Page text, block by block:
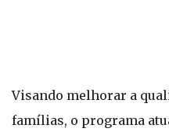
Visando melhorar a
famílias, o programa